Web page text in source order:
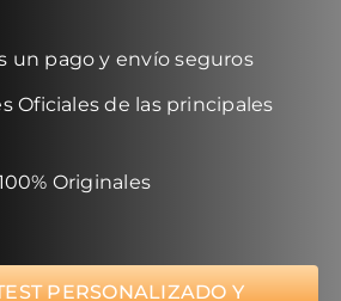
un pago y envío seguros
Oficiales de las principales
Originales
PERSONALIZADO Y